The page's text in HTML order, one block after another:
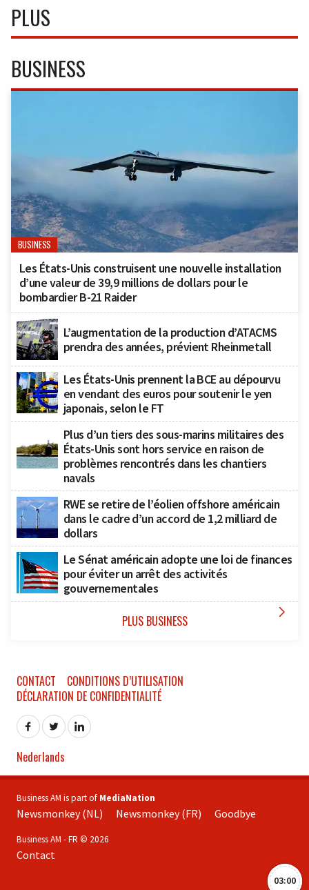
PLUS
BUSINESS
BUSINESS
Les États-Unis construisent une nouvelle installation
d’une valeur de 39,9 millions de dollars pour le
bombardier B-21 Raider
L’augmentation de la production d’ATACMS
prendra des années, prévient Rheinmetall
Les États-Unis prennent la BCE au dépourvu
en vendant des euros pour soutenir le yen
japonais, selon le FT
Plus d’un tiers des sous-marins militaires des
États-Unis sont hors service en raison de
problèmes rencontrés dans les chantiers
navals
RWE se retire de l’éolien offshore américain
dans le cadre d’un accord de 1,2 milliard de
dollars
Le Sénat américain adopte une loi de finances
pour éviter un arrêt des activités
gouvernementales
PLUS BUSINESS 
03:00
CONTACT
CONDITIONS D’UTILISATION
DÉCLARATION DE CONFIDENTIALITÉ
Nederlands
Business AM is part of MediaNation
Newsmonkey (NL) Newsmonkey (FR) Goodbye
Business AM - FR © 2026
Contact